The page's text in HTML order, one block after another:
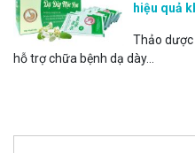
hiệu quả
Thảo
hỗ trợ chữa bệnh dạ dày...